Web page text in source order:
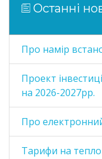
Останні
Про намір
Проект
на 2026-2027рр.
Про
Тарифи на